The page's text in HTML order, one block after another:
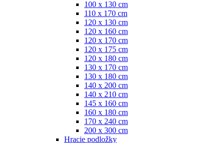
100 x 130 cm
110 x 170 cm
120 x 130 cm
120 x 160 cm
120 x 170 cm
120 x 175 cm
120 x 180 cm
130 x 170 cm
130 x 180 cm
140 x 200 cm
140 x 210 cm
145 x 160 cm
160 x 180 cm
170 x 240 cm
200 x 300 cm
Hracie podložky